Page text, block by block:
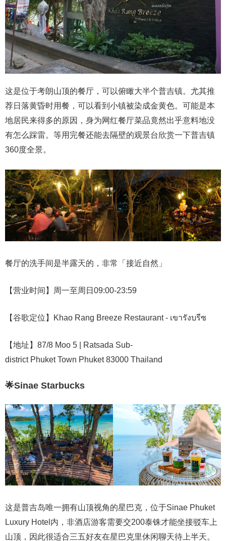
这是位于考朗山顶的餐厅，可以俯瞰大半个普吉镇。尤其推
荐日落黄昏时用餐，可以看到小镇被染成金黄色。可能是本
地居民来得多的原因，身为网红餐厅菜品竟然出乎意料地没
有怎么踩雷。等用完餐还能去隔壁的观景台欣赏一下普吉镇
360度全景。
餐厅的洗手间是半露天的，非常「接近自然」
【营业时间】周一至周日09:00-23:59
【谷歌定位】Khao Rang Breeze Restaurant - เขารังบรีซ
【地址】87/8 Moo 5 | Ratsada Sub-
district Phuket Town Phuket 83000 Thailand
🌟Sinae Starbucks
这是普吉岛唯一拥有山顶视角的星巴克，位于Sinae Phuket
Luxury Hotel内，非酒店游客需要交200泰铢才能坐接驳车上
山顶，因此很适合三五好友在星巴克里休闲聊天待上半天。